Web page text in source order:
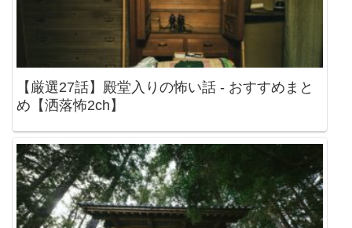
【厳選27話】殿堂入りの怖い話 - おすすめまと
め【洒落怖2ch】